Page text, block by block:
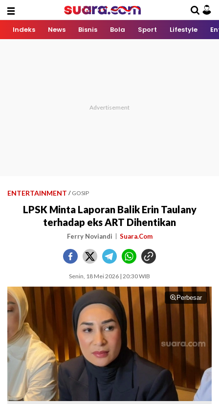
Indeks News Bisnis Bola Sport Lifestyle
ENTERTAINMENT / GOSIP
LPSK Minta Laporan Balik Erin Taulany
terhadap eks ART Dihentikan
Ferry Noviandi Suara.Com
Senin, 18 Mei 2026 | 20:30 WIB
Perbesar